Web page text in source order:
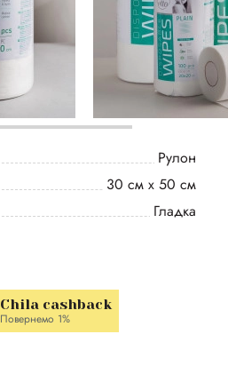
Рулон
30 см х 50 см
Гладка
Chila cashback
Повернемо 1%